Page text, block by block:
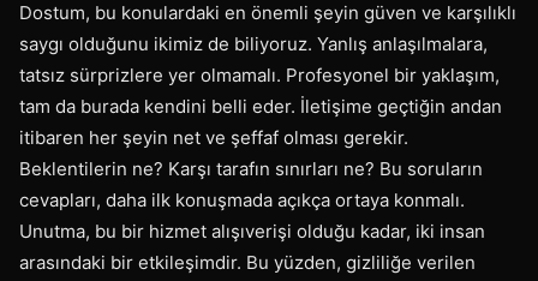
Dostum, bu konulardaki en önemli şeyin güven ve karşılıklı
saygı olduğunu ikimiz de biliyoruz. Yanlış anlaşılmalara,
tatsız sürprizlere yer olmamalı. Profesyonel bir yaklaşım,
tam da burada kendini belli eder. İletişime geçtiğin andan
itibaren her şeyin net ve şeffaf olması gerekir.
Beklentilerin ne? Karşı tarafın sınırları ne? Bu soruların
cevapları, daha ilk konuşmada açıkça ortaya konmalı.
Unutma, bu bir hizmet alışıverişi olduğu kadar, iki insan
arasındaki bir etkileşimdir. Bu yüzden, gizliliğe verilen